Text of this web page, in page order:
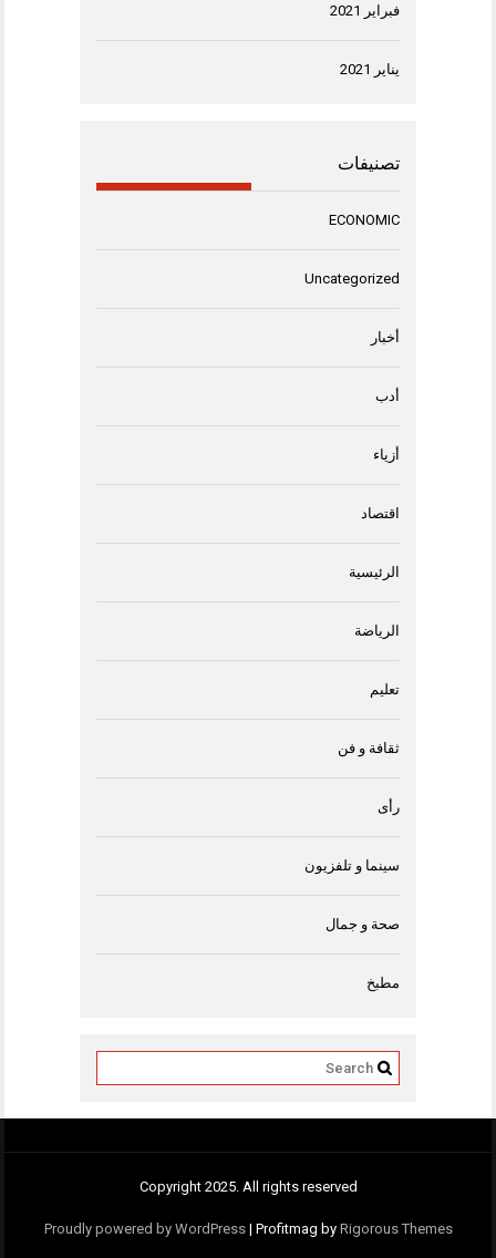
فبراير 2021
يناير 2021
تصنيفات
ECONOMIC
Uncategorized
أخبار
أدب
أزياء
اقتصاد
الرئيسية
الرياضة
تعليم
ثقافة و فن
رأى
سينما و تلفزيون
صحة و جمال
مطبخ
Copyright 2025. All rights reserved
Proudly powered by WordPress | Profitmag by Rigorous Themes